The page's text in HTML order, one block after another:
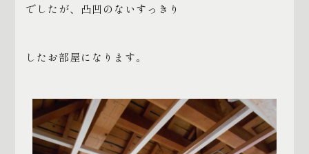
でしたが、凸凹のないすっきり
したお部屋になります。